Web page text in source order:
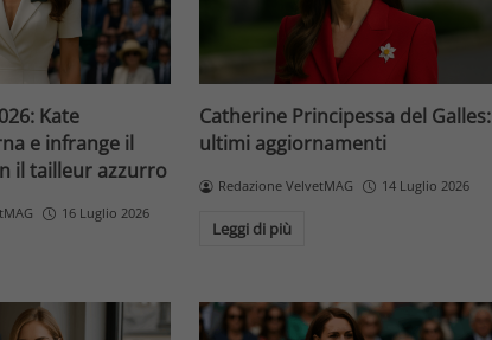
Kate
e infrange il
il tailleur azzurro
16 Luglio 2026
Catherine Principessa del Galles:
ultimi aggiornamenti
Redazione VelvetMAG 14 Luglio 2026
Leggi di più